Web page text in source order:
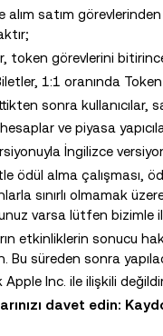
alım satım
token görevlerini
1:1 oranında
sonra kullanıcılar,
ve piyasa
İngilizce
ödül alma çalışması,
sınırlı olmamak
varsa lütfen bizimle
etkinliklerin sonucu
Bu süreden sonra
Apple Inc. ile ilişkili
davet edin: